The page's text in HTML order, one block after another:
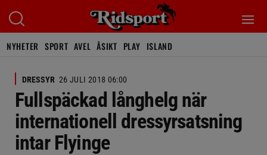
NYHETER SPORT AVEL ÅSIKT PLAY ISLAND
DRESSYR 26 JULI 2018 06:00
Fullspäckad långhelg när
internationell dressyrsatsning
intar Flyinge